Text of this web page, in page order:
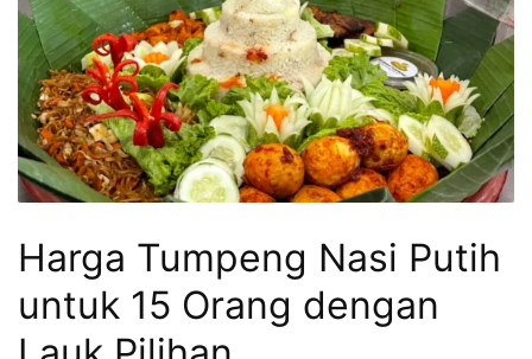
Harga Tumpeng Nasi Putih
untuk 15 Orang dengan